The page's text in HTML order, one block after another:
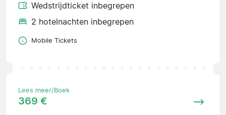
Wedstrijdticket inbegrepen
2 hotelnachten inbegrepen
Mobile Tickets
Lees meer/Boek
369 €